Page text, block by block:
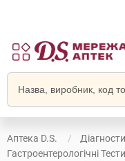
Аптека D.S.
Гастроентерологічні Тести